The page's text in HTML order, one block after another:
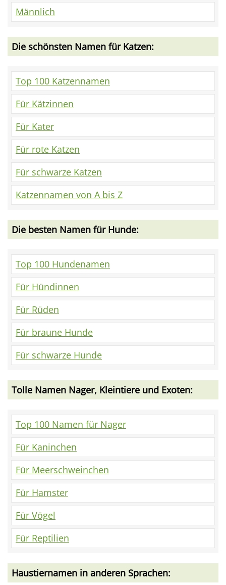
Männlich
Die schönsten Namen für Katzen:
Top 100 Katzennamen
Für Kätzinnen
Für Kater
Für rote Katzen
Für schwarze Katzen
Katzennamen von A bis Z
Die besten Namen für Hunde:
Top 100 Hundenamen
Für Hündinnen
Für Rüden
Für braune Hunde
Für schwarze Hunde
Tolle Namen Nager, Kleintiere und Exoten:
Top 100 Namen für Nager
Für Kaninchen
Für Meerschweinchen
Für Hamster
Für Vögel
Für Reptilien
Haustiernamen in anderen Sprachen: